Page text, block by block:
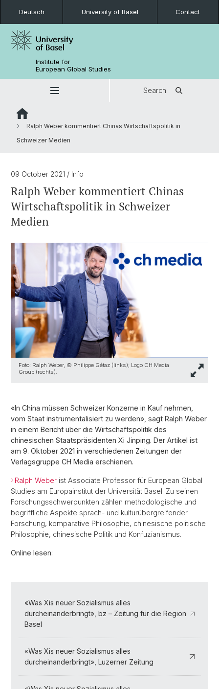
Deutsch University of Basel Contact
Institute for
European Global Studies
Search
Ralph Weber kommentiert Chinas Wirtschaftspolitik in
Schweizer Medien
09 October 2021 / Info
Ralph Weber kommentiert Chinas
Wirtschaftspolitik in Schweizer
Medien
Foto: Ralph Weber, © Philippe Gétaz (links); Logo CH Media
Group (rechts).
«In China müssen Schweizer Konzerne in Kauf nehmen,
vom Staat instrumentalisiert zu werden», sagt Ralph Weber
in einem Bericht über die Wirtschaftspolitik des
chinesischen Staatspräsidenten Xi Jinping. Der Artikel ist
am 9. Oktober 2021 in verschiedenen Zeitungen der
Verlagsgruppe CH Media erschienen.
Ralph Weber ist Associate Professor für European Global
Studies am Europainstitut der Universität Basel. Zu seinen
Forschungsschwerpunkten zählen methodologische und
begriffliche Aspekte sprach- und kulturübergreifender
Forschung, komparative Philosophie, chinesische politische
Philosophie, chinesische Politik und Konfuzianismus.
Online lesen:
«Was Xis neuer Sozialismus alles
durcheinanderbringt», bz – Zeitung für die Region
Basel
«Was Xis neuer Sozialismus alles
durcheinanderbringt», Luzerner Zeitung